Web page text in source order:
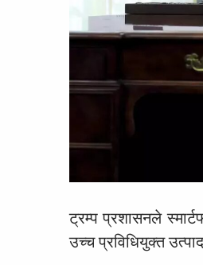
ट्रम्प प्रशासनले
उच्च प्रविधियुक्त